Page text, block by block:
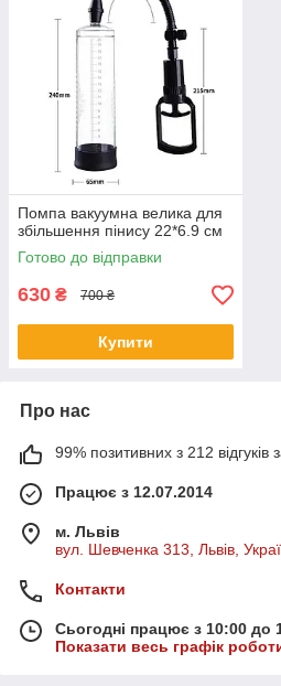
Помпа вакуумна велика для
збільшення пінису 22*6.9 см
Готово до відправки
630 ₴ 700 ₴
Купити
Про нас
99% позитивних з 212 відгуків
Працює з 12.07.2014
м. Львів
вул. Шевченка 313, Львів,
Контакти
Сьогодні працює з 10:00 до
Показати весь графік